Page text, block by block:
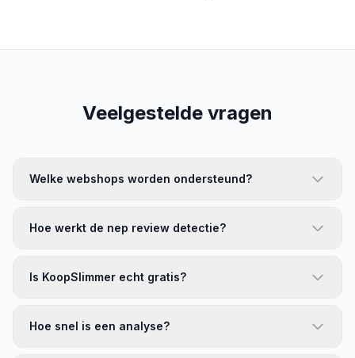
Veelgestelde vragen
Welke webshops worden ondersteund?
Hoe werkt de nep review detectie?
Is KoopSlimmer echt gratis?
Hoe snel is een analyse?